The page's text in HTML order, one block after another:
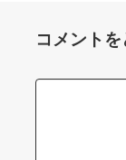
コメント